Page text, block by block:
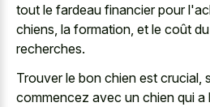
tout le fardeau financier pour
chiens, la formation, et le coût
recherches.
Trouver le bon chien est crucial,
commencez avec un chien qui a